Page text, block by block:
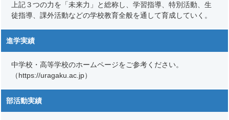
上記３つの力を「未来力」と総称し、学習指導、特別活動、生
徒指導、課外活動などの学校教育全般を通して育成していく。
進学実績
中学校・高等学校のホームページをご参考ください。
（https://uragaku.ac.jp）
部活動実績